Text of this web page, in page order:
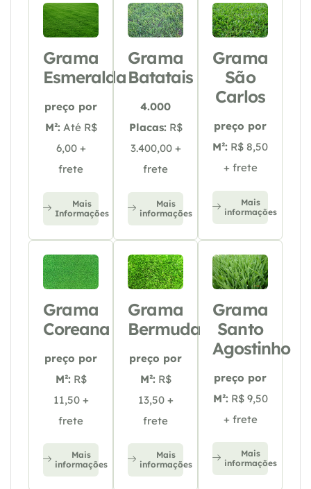
Grama
Esmeralda
preço por
M²: Até R$
6,00 +
frete
Mais
Informações
Grama
Batatais
4.000
Placas: R$
3.400,00 +
frete
Mais
informações
Grama
São
Carlos
preço por
M²: R$ 8,50
+ frete
Mais
informações
Grama
Coreana
preço por
M²: R$
11,50 +
frete
Mais
informações
Grama
Bermuda
preço por
M²: R$
13,50 +
frete
Mais
informações
Grama
Santo
Agostinho
preço por
M²: R$ 9,50
+ frete
Mais
informações